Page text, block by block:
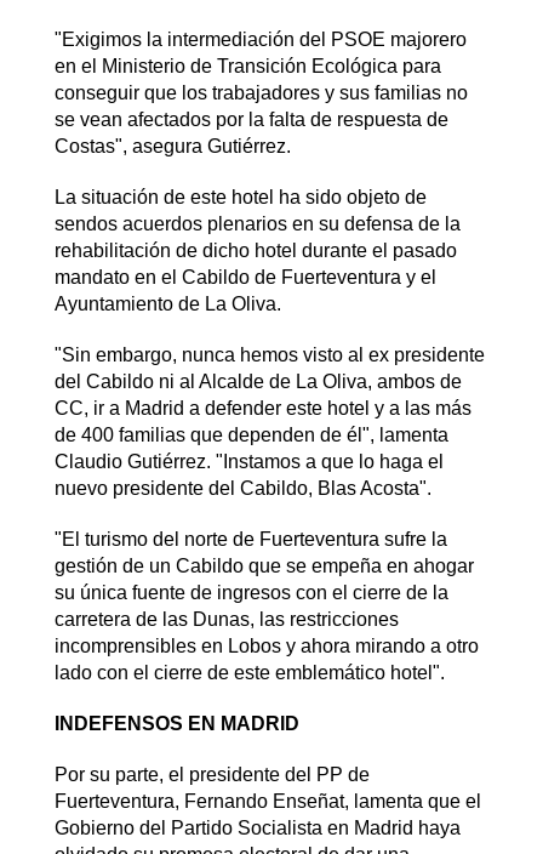
"Exigimos la intermediación del PSOE majorero
en el Ministerio de Transición Ecológica para
conseguir que los trabajadores y sus familias no
se vean afectados por la falta de respuesta de
Costas", asegura Gutiérrez.
La situación de este hotel ha sido objeto de
sendos acuerdos plenarios en su defensa de la
rehabilitación de dicho hotel durante el pasado
mandato en el Cabildo de Fuerteventura y el
Ayuntamiento de La Oliva.
"Sin embargo, nunca hemos visto al ex presidente
del Cabildo ni al Alcalde de La Oliva, ambos de
CC, ir a Madrid a defender este hotel y a las más
de 400 familias que dependen de él", lamenta
Claudio Gutiérrez. "Instamos a que lo haga el
nuevo presidente del Cabildo, Blas Acosta".
"El turismo del norte de Fuerteventura sufre la
gestión de un Cabildo que se empeña en ahogar
su única fuente de ingresos con el cierre de la
carretera de las Dunas, las restricciones
incomprensibles en Lobos y ahora mirando a otro
lado con el cierre de este emblemático hotel".
INDEFENSOS EN MADRID
Por su parte, el presidente del PP de
Fuerteventura, Fernando Enseñat, lamenta que el
Gobierno del Partido Socialista en Madrid haya